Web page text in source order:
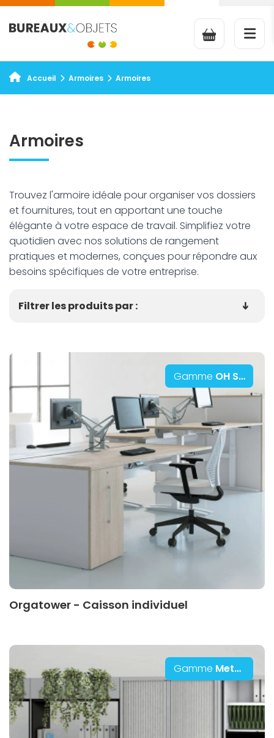
Accueil Armoires Armoires
Armoires
Trouvez l'armoire idéale pour organiser vos dossiers
et fournitures, tout en apportant une touche
élégante à votre espace de travail. Simplifiez votre
quotidien avec nos solutions de rangement
pratiques et modernes, conçues pour répondre aux
besoins spécifiques de votre entreprise.
Filtrer les produits par :
Gamme OH Systems
Orgatower - Caisson individuel
Gamme Metalica